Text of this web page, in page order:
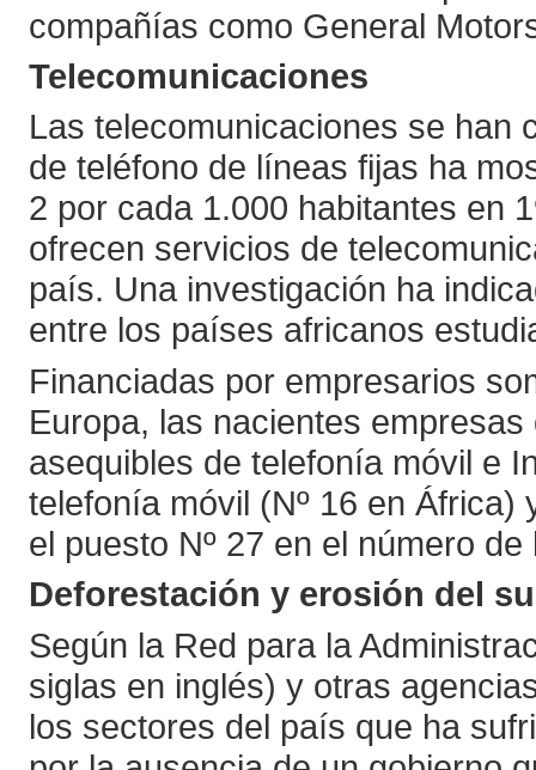
compañías como General
Telecomunicaciones
Las telecomunicaciones se han
de teléfono de líneas fijas ha
2 por cada 1.000 habitantes en
ofrecen servicios de
país. Una investigación ha
entre los países africanos
Financiadas por empresarios
Europa, las nacientes
asequibles de telefonía móvil e
telefonía móvil (Nº 16 en África)
el puesto Nº 27 en el número
Deforestación y erosión del
Según la Red para la
siglas en inglés) y otras
los sectores del país que ha